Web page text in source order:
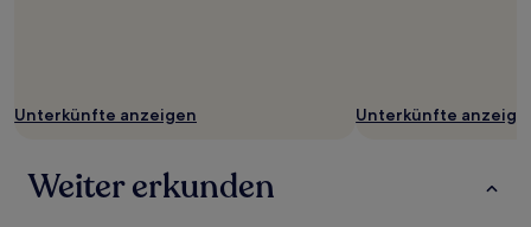
Unterkünfte anzeigen Unterkünfte
Weiter erkunden